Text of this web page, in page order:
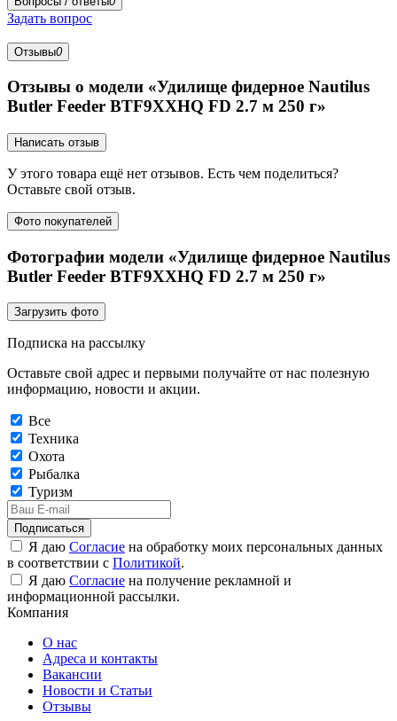
Задать вопрос
Отзывы0
Отзывы о модели «Удилище фидерное Nautilus
Butler Feeder BTF9XXHQ FD 2.7 м 250 г»
Написать отзыв
У этого товара ещё нет отзывов. Есть чем поделиться?
Оставьте свой отзыв.
Фото покупателей
Фотографии модели «Удилище фидерное Nautilus
Butler Feeder BTF9XXHQ FD 2.7 м 250 г»
Загрузить фото
Подписка на рассылку
Оставьте свой адрес и первыми получайте от нас полезную
информацию, новости и акции.
Все
Техника
Охота
Рыбалка
Туризм
Подписаться
Я даю Согласие на обработку моих персональных данных
в соответствии с Политикой.
Я даю Согласие на получение рекламной и
информационной рассылки.
Компания
О нас
Адреса и контакты
Вакансии
Новости и Статьи
Отзывы